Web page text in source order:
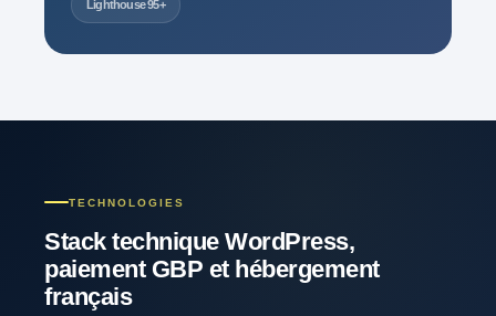
Lighthouse 95+
TECHNOLOGIES
Stack technique WordPress,
paiement GBP et hébergement
français